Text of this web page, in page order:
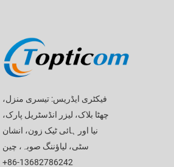
فیکٹری ایڈریس: تیسری منزل،
چھٹا بلاک، لیزر انڈسٹریل پارک،
نیا اور ہائی ٹیک زون، انشان
سٹی، لیاؤننگ صوبہ، چین
+86-13682786242